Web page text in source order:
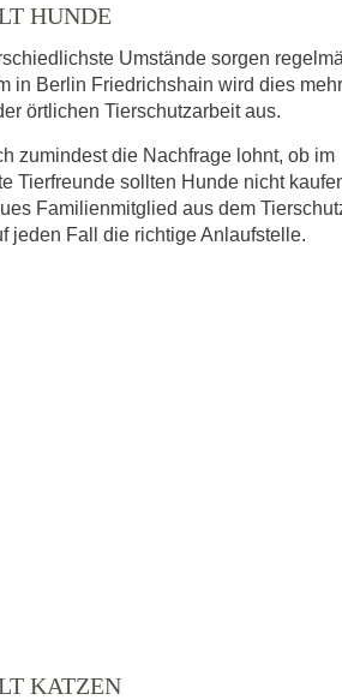
HUNDE
Umstände sorgen
in Berlin Friedrichshain wird dies
örtlichen Tierschutzarbeit aus.
zumindest die Nachfrage lohnt, ob im
Tierfreunde sollten Hunde nicht
Familienmitglied aus dem
jeden Fall die richtige Anlaufstelle.
KATZEN